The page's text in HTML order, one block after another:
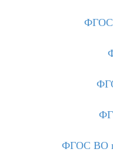
ФГОС
ФГОС ВО